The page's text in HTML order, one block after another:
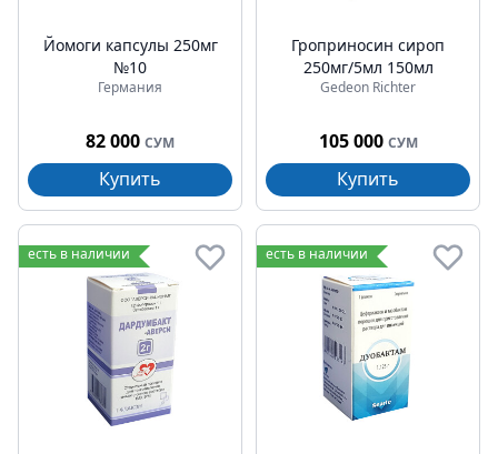
Йомоги капсулы 250мг
№10
Германия
82 000 СУМ
Купить
Гроприносин сироп
250мг/5мл 150мл
Gedeon Richter
105 000 СУМ
Купить
есть в наличии есть в наличии